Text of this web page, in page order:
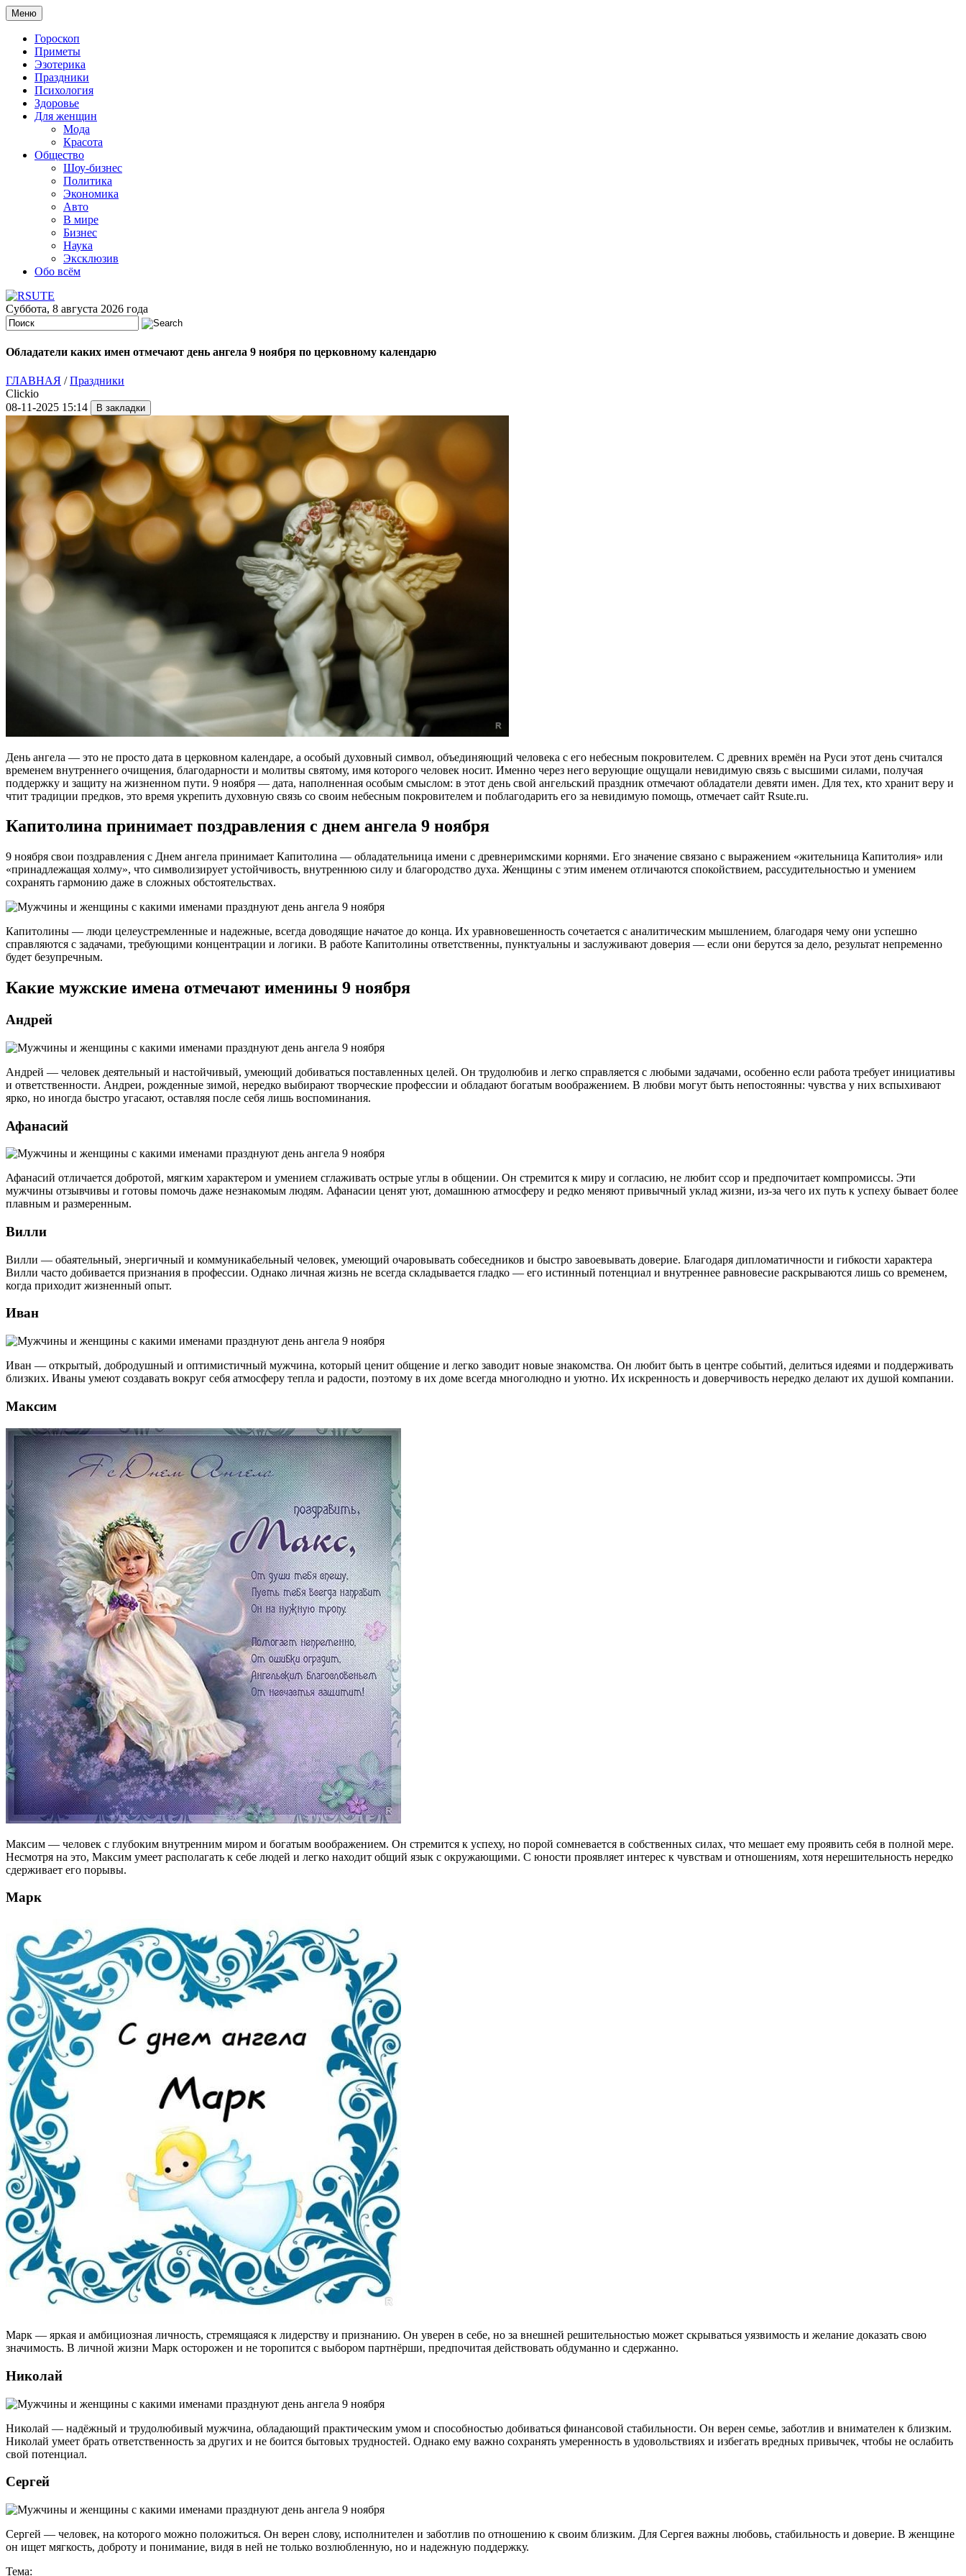
Меню
Гороскоп
Приметы
Эзотерика
Праздники
Психология
Здоровье
Для женщин
Мода
Красота
Общество
Шоу-бизнес
Политика
Экономика
Авто
В мире
Бизнес
Наука
Эксклюзив
Обо всём
Суббота, 8 августа 2026 года
Обладатели каких имен отмечают день ангела 9 ноября по церковному календарю
ГЛАВНАЯ /Праздники
Clickio
08-11-2025 15:14
День ангела — это не просто дата в церковном календаре, а особый духовный символ, объединяющий человека с его небесным покровителем. С древних времён на Руси этот день считался
временем внутреннего очищения, благодарности и молитвы святому, имя которого человек носит. Именно через него верующие ощущали невидимую связь с высшими силами, получая
поддержку и защиту на жизненном пути. 9 ноября — дата, наполненная особым смыслом: в этот день свой ангельский праздник отмечают обладатели девяти имен. Для тех, кто хранит веру и
чтит традиции предков, это время укрепить духовную связь со своим небесным покровителем и поблагодарить его за невидимую помощь, отмечает сайт Rsute.ru.
Капитолина принимает поздравления с днем ангела 9 ноября
9 ноября свои поздравления с Днем ангела принимает Капитолина — обладательница имени с древнеримскими корнями. Его значение связано с выражением «жительница Капитолия» или
«принадлежащая холму», что символизирует устойчивость, внутреннюю силу и благородство духа. Женщины с этим именем отличаются спокойствием, рассудительностью и умением
сохранять гармонию даже в сложных обстоятельствах.
Капитолины — люди целеустремленные и надежные, всегда доводящие начатое до конца. Их уравновешенность сочетается с аналитическим мышлением, благодаря чему они успешно
справляются с задачами, требующими концентрации и логики. В работе Капитолины ответственны, пунктуальны и заслуживают доверия — если они берутся за дело, результат непременно
будет безупречным.
Какие мужские имена отмечают именины 9 ноября
Андрей
Андрей — человек деятельный и настойчивый, умеющий добиваться поставленных целей. Он трудолюбив и легко справляется с любыми задачами, особенно если работа требует инициативы
и ответственности. Андреи, рожденные зимой, нередко выбирают творческие профессии и обладают богатым воображением. В любви могут быть непостоянны: чувства у них вспыхивают
ярко, но иногда быстро угасают, оставляя после себя лишь воспоминания.
Афанасий
Афанасий отличается добротой, мягким характером и умением сглаживать острые углы в общении. Он стремится к миру и согласию, не любит ссор и предпочитает компромиссы. Эти
мужчины отзывчивы и готовы помочь даже незнакомым людям. Афанасии ценят уют, домашнюю атмосферу и редко меняют привычный уклад жизни, из-за чего их путь к успеху бывает более
плавным и размеренным.
Вилли
Вилли — обаятельный, энергичный и коммуникабельный человек, умеющий очаровывать собеседников и быстро завоевывать доверие. Благодаря дипломатичности и гибкости характера
Вилли часто добивается признания в профессии. Однако личная жизнь не всегда складывается гладко — его истинный потенциал и внутреннее равновесие раскрываются лишь со временем,
когда приходит жизненный опыт.
Иван
Иван — открытый, добродушный и оптимистичный мужчина, который ценит общение и легко заводит новые знакомства. Он любит быть в центре событий, делиться идеями и поддерживать
близких. Иваны умеют создавать вокруг себя атмосферу тепла и радости, поэтому в их доме всегда многолюдно и уютно. Их искренность и доверчивость нередко делают их душой компании.
Максим
Максим — человек с глубоким внутренним миром и богатым воображением. Он стремится к успеху, но порой сомневается в собственных силах, что мешает ему проявить себя в полной мере.
Несмотря на это, Максим умеет располагать к себе людей и легко находит общий язык с окружающими. С юности проявляет интерес к чувствам и отношениям, хотя нерешительность нередко
сдерживает его порывы.
Марк
Марк — яркая и амбициозная личность, стремящаяся к лидерству и признанию. Он уверен в себе, но за внешней решительностью может скрываться уязвимость и желание доказать свою
значимость. В личной жизни Марк осторожен и не торопится с выбором партнёрши, предпочитая действовать обдуманно и сдержанно.
Николай
Николай — надёжный и трудолюбивый мужчина, обладающий практическим умом и способностью добиваться финансовой стабильности. Он верен семье, заботлив и внимателен к близким.
Николай умеет брать ответственность за других и не боится бытовых трудностей. Однако ему важно сохранять умеренность в удовольствиях и избегать вредных привычек, чтобы не ослабить
свой потенциал.
Сергей
Сергей — человек, на которого можно положиться. Он верен слову, исполнителен и заботлив по отношению к своим близким. Для Сергея важны любовь, стабильность и доверие. В женщине
он ищет мягкость, доброту и понимание, видя в ней не только возлюбленную, но и надежную поддержку.
Тема: